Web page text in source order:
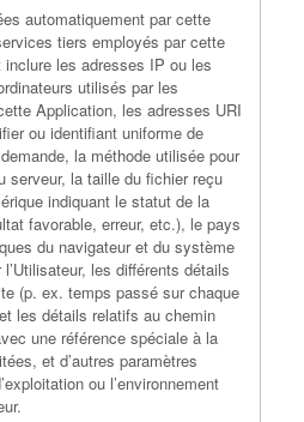
automatiquement par cette
tiers employés par cette
les adresses IP ou les
utilisés par les
Application, les adresses URI
ou identifiant uniforme de
la méthode utilisée pour
serveur, la taille du fichier reçu
indiquant le statut de la
favorable, erreur, etc.), le pays
du navigateur et du système
les différents détails
(p. ex. temps passé sur chaque
les détails relatifs au chemin
une référence spéciale à la
et d’autres paramètres
ou l’environnement